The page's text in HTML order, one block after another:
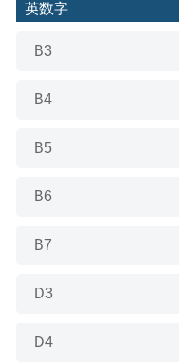
英数字
B3
B4
B5
B6
B7
D3
D4